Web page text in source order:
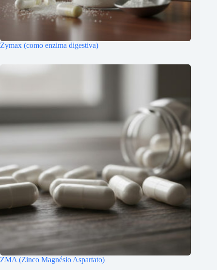
Zymax (como enzima digestiva)
ZMA (Zinco Magnésio Aspartato)